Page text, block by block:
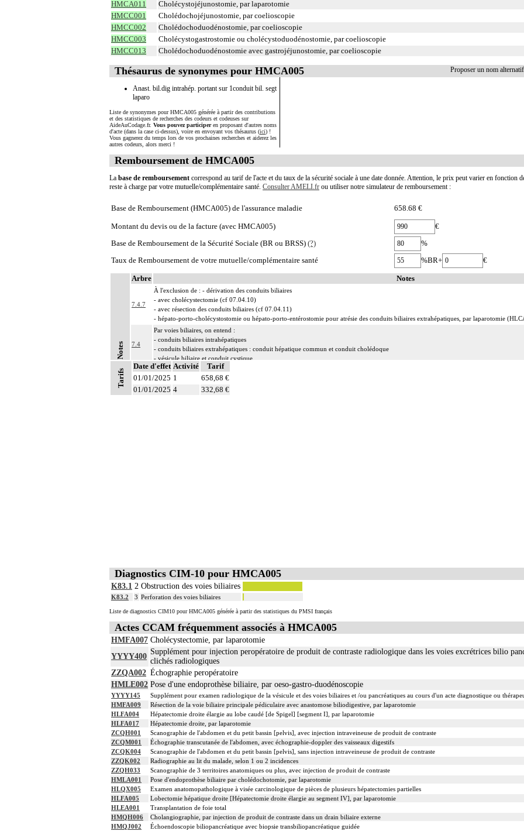
HMCA011 Cholécystojéjunostomie, par laparotomie
HMCC001 Cholédochojéjunostomie, par coelioscopie
HMCC002 Cholédochoduodénostomie, par coelioscopie
HMCC003 Cholécystogastrostomie ou cholécystoduodénostomie, par coelioscopie
HMCC013 Cholédochoduodénostomie avec gastrojéjunostomie, par coelioscopie
Proposer un nom
Thésaurus de synonymes pour HMCA005
Anast. bil.dig intrahép. portant sur 1conduit bil. segt
laparo
Liste de synonymes pour HMCA005 générée à partir des contributions
et des statistiques de recherches des codeurs et codeuses sur
AideAuCodage.fr. Vous pouvez participeren proposant d'autres noms
d'acte (dans la case ci-dessus), voire en envoyant vos thésaurus (ici) !
Vous gagnerez du temps lors de vos prochaines recherches et aiderez les
autres codeurs, alors merci !
Remboursement de HMCA005
La base de remboursement correspond au tarif de l'acte et du taux de la sécurité sociale à une date donnée. Attention, le prix peut varier en
reste à charge par votre mutuelle/complémentaire santé. Consulter AMELI.fr ou utiliser notre simulateur de remboursement :
Base de Remboursement (HMCA005) de l'assurance maladie 658.68 €
Montant du devis ou de la facture (avec HMCA005)
€
Base de Remboursement de la Sécurité Sociale (BR ou BRSS) (?)
%
Taux de Remboursement de votre mutuelle/complémentaire santé
%BR+ €
Notes
Arbre Notes
7.4.7
À l'exclusion de : - dérivation des conduits biliaires
- avec cholécystectomie (cf 07.04.10)
- avec résection des conduits biliaires (cf 07.04.11)
- hépato-porto-cholécystostomie ou hépato-porto-entérostomie pour atrésie des conduits biliaires extrahépatiques, par laparotomie
7.4
Par voies biliaires, on entend :
- conduits biliaires intrahépatiques
- conduits biliaires extrahépatiques : conduit hépatique commun et conduit cholédoque
- vésicule biliaire et conduit cystique.
Par voie biliaire principale, on entend :
- conduits biliaires intrahépatiques
- conduit hépatique commun
Tarifs
Date d'effet Activité
Tarif
01/01/2025 1
658,68 €
01/01/2025 4 332,68 €
Diagnostics CIM-10 pour HMCA005
K83.1 2 Obstruction des voies biliaires
K83.2 3 Perforation des voies biliaires
Liste de diagnostics CIM10 pour HMCA005 générée à partir des statistiques du PMSI français
Actes CCAM fréquemment associés à HMCA005
HMFA007 Cholécystectomie, par laparotomie
YYYY400
Supplément pour injection peropératoire de produit de contraste radiologique dans les voies excrétrices bilio
clichés radiologiques
ZZQA002 Échographie peropératoire
HMLE002 Pose d'une endoprothèse biliaire, par oeso-gastro-duodénoscopie
YYYY145
Supplément pour examen radiologique de la vésicule et des voies biliaires et /ou pancréatiques au cours d'un acte diagnostique ou
HMFA009
Résection de la voie biliaire principale pédiculaire avec anastomose biliodigestive, par laparotomie
HLFA004
Hépatectomie droite élargie au lobe caudé [de Spigel] [segment I], par laparotomie
HLFA017
Hépatectomie droite, par laparotomie
ZCQH001
Scanographie de l'abdomen et du petit bassin [pelvis], avec injection intraveineuse de produit de contraste
ZCQM001
Échographie transcutanée de l'abdomen, avec échographie-doppler des vaisseaux digestifs
ZCQK004
Scanographie de l'abdomen et du petit bassin [pelvis], sans injection intraveineuse de produit de contraste
ZZQK002
Radiographie au lit du malade, selon 1 ou 2 incidences
ZZQH033
Scanographie de 3 territoires anatomiques ou plus, avec injection de produit de contraste
HMLA001
Pose d'endoprothèse biliaire par cholédochotomie, par laparotomie
HLQX005
Examen anatomopathologique à visée carcinologique de pièces de plusieurs hépatectomies partielles
HLFA005
Lobectomie hépatique droite [Hépatectomie droite élargie au segment IV], par laparotomie
HLEA001
Transplantation de foie total
HMQH006
Cholangiographie, par injection de produit de contraste dans un drain biliaire externe
HMQJ002
Échoendoscopie biliopancréatique avec biopsie transbiliopancréatique guidée